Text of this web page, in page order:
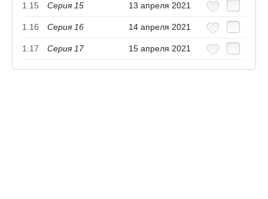
1.15 Серия 15 13 апреля 2021
1.16 Серия 16 14 апреля 2021
1.17 Серия 17 15 апреля 2021